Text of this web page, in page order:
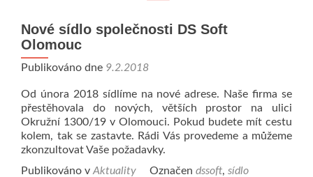
Nové sídlo společnosti DS Soft
Olomouc
Publikováno dne 9.2.2018
Od února 2018 sídlíme na nové adrese. Naše firma se
přestěhovala do nových, větších prostor na ulici
Okružní 1300/19 v Olomouci. Pokud budete mít cestu
kolem, tak se zastavte. Rádi Vás provedeme a můžeme
zkonzultovat Vaše požadavky.
Publikováno v Aktuality Označen dssoft, sídlo